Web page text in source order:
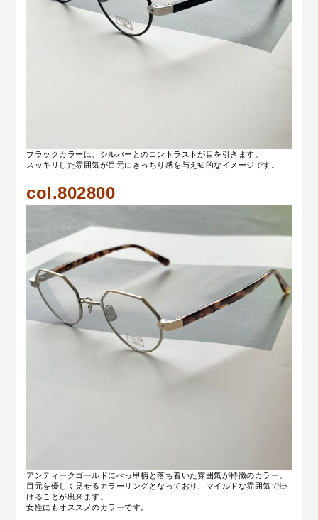
ブラックカラーは、シルバーとのコントラストが目を引きます。
スッキリした雰囲気が目元にきっちり感を与え知的なイメージです。
col.802800
アンティークゴールドにべっ甲柄と落ち着いた雰囲気が特徴のカラー。
目元を優しく見せるカラーリングとなっており、マイルドな雰囲気で掛
けることが出来ます。
女性にもオススメのカラーです。